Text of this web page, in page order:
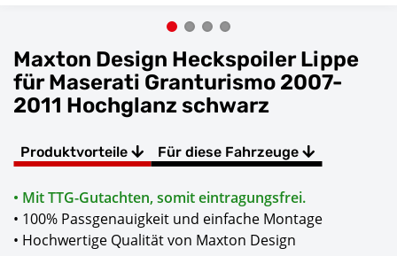
Maxton Design Heckspoiler Lippe
für Maserati Granturismo 2007-
2011 Hochglanz schwarz
Produktvorteile Für diese Fahrzeuge
• Mit TTG-Gutachten, somit eintragungsfrei.
• 100% Passgenauigkeit und einfache Montage
• Hochwertige Qualität von Maxton Design